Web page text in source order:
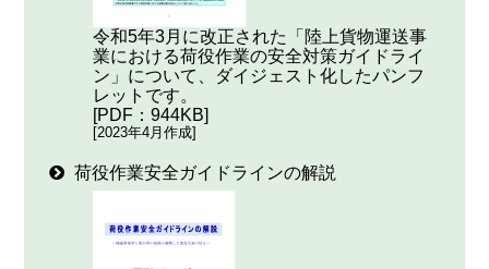
令和5年3月に改正された「陸上貨物運送事
業における荷役作業の安全対策ガイドライ
ン」について、ダイジェスト化したパンフ
レットです。
[PDF：944KB]
[2023年4月作成]
荷役作業安全ガイドラインの解説